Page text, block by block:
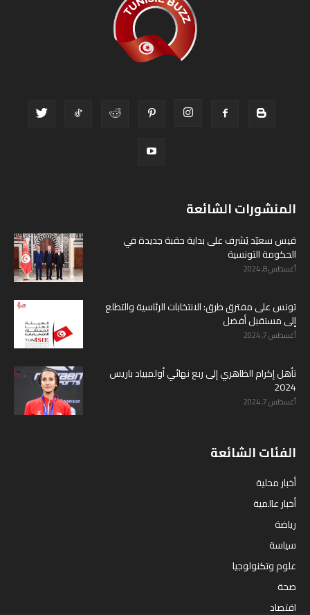
المنشورات الشائعة
قيس سعيّد يُشرف على بداية حقبة جديدة في
الحكومة التونسية
أغسطس 8, 2024
تونس على مفترق طرق: الانتخابات الرئاسية والتطلع
إلى مستقبل أفضل
أغسطس 7, 2024
تأهل إكرام الظاهري إلى ربع نهائي أولمبياد باريس
2024
أغسطس 7, 2024
الفئات الشائعة
أخبار محلية
أخبار عالمية
رياضة
سياسة
علوم وتكنولوجيا
صحة
اقتصاد